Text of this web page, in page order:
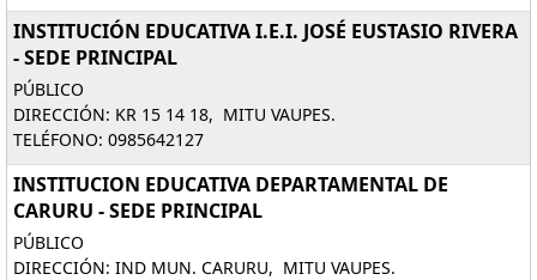
INSTITUCIÓN EDUCATIVA I.E.I. JOSÉ EUSTASIO RIVERA
- SEDE PRINCIPAL
PÚBLICO
DIRECCIÓN: KR 15 14 18, MITU VAUPES.
TELÉFONO: 0985642127
INSTITUCION EDUCATIVA DEPARTAMENTAL DE
CARURU - SEDE PRINCIPAL
PÚBLICO
DIRECCIÓN: IND MUN. CARURU, MITU VAUPES.